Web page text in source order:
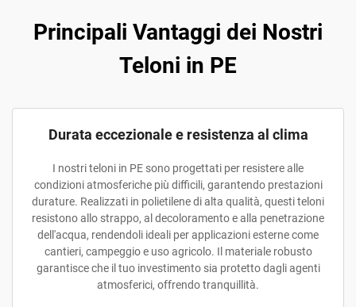
Principali Vantaggi dei Nostri
Teloni in PE
Durata eccezionale e resistenza al clima
I nostri teloni in PE sono progettati per resistere alle
condizioni atmosferiche più difficili, garantendo prestazioni
durature. Realizzati in polietilene di alta qualità, questi teloni
resistono allo strappo, al decoloramento e alla penetrazione
dell'acqua, rendendoli ideali per applicazioni esterne come
cantieri, campeggio e uso agricolo. Il materiale robusto
garantisce che il tuo investimento sia protetto dagli agenti
atmosferici, offrendo tranquillità.